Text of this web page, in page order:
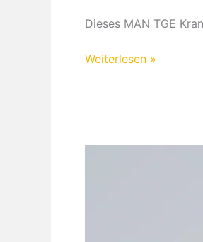
Dieses MAN TGE
MAN
Weiterlesen »